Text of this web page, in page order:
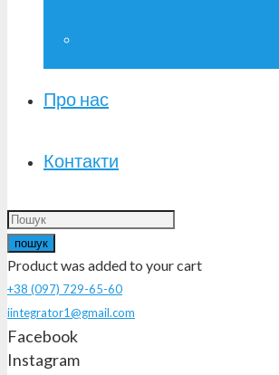
Про нас
Контакти
пошук
Productwas added to your cart
+38 (097) 729-65-60
iintegrator1@gmail.com
Facebook
Instagram